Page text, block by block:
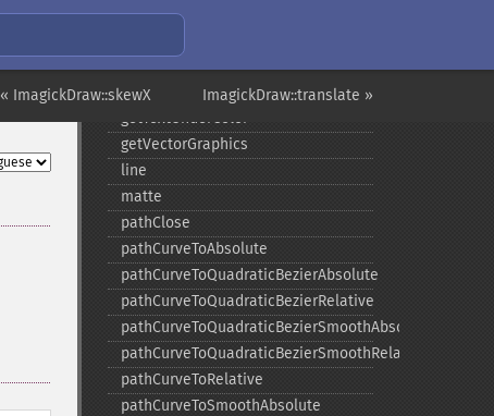
ImagickDraw::translate »
« ImagickDraw::skewX
getTextEncoding
getTextInterwordSpacing
getTextKerning
getTextUnderColor
getVectorGraphics
line
matte
pathClose
pathCurveToAbsolute
pathCurveToQuadraticBezierAbsolute
pathCurveToQuadraticBezierRelative
pathCurveToQuadraticBezierSmoothAbsolute
pathCurveToQuadraticBezierSmoothRelative
pathCurveToRelative
pathCurveToSmoothAbsolute